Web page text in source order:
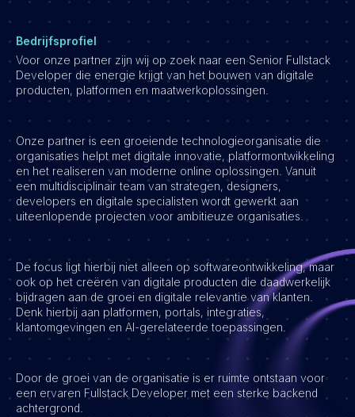
Product
Sales
Specialistische techrollen
Support
Operations & HR
Inzichten
Over ons
Werken bij Haystack People
Contact
Vacatures
Bedrijfsprofiel
Voor onze partner zijn wij op zoek naar een Senior Fullstack
Developer die energie krijgt van het bouwen van digitale
producten, platformen en maatwerkoplossingen.
Onze partner is een groeiende technologieorganisatie die
organisaties helpt met digitale innovatie, platformontwikkeling
en het realiseren van moderne online oplossingen. Vanuit
een multidisciplinair team van strategen, designers,
developers en digitale specialisten wordt gewerkt aan
uiteenlopende projecten voor ambitieuze organisaties.
De focus ligt hierbij niet alleen op softwareontwikkeling, maar
ook op het creëren van digitale producten die daadwerkelijk
bijdragen aan de groei en digitale relevantie van klanten.
Denk hierbij aan platformen, portals, integraties,
klantomgevingen en AI-gerelateerde toepassingen.
Door de groei van de organisatie is er ruimte ontstaan voor
een ervaren Fullstack Developer met een sterke backend
achtergrond.